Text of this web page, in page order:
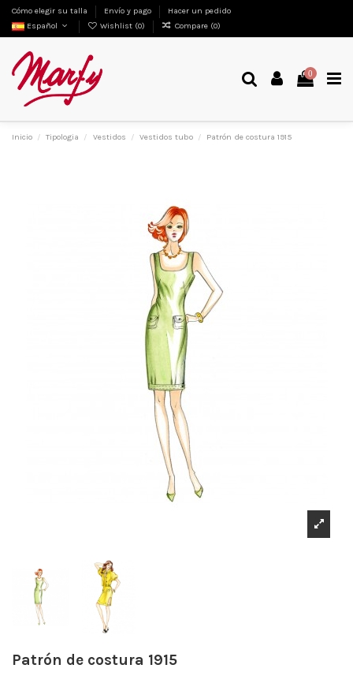
Cómo elegir su talla Envío y pago
Hacer un pedido
Español
Wishlist (0) Compare (0)
0
Inicio Tipologia Vestidos Vestidos tubo Patrón de costura 1915
Patrón de costura 1915